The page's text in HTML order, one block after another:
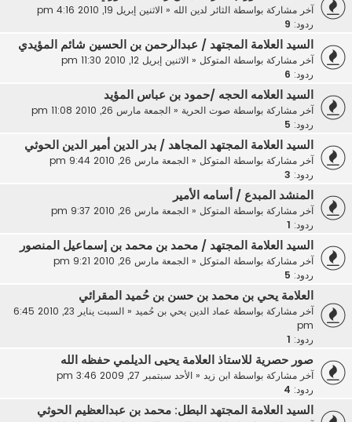
آخر مشاركة بواسطة الثائر لدين الله « الاثنين إبريل 19, 2010 4:16 pm
ردود: 9
السيد العلامة المجتهد / عبدالرحمن بن الحسين شائم المؤيدي
آخر مشاركة بواسطة المتوكل « الاثنين إبريل 12, 2010 11:30 pm
ردود: 6
السيد العلامه الحجه /حمود بن عباس المؤيد
آخر مشاركة بواسطة صوت الحرية « الجمعة مارس 26, 2010 11:08 pm
ردود: 5
السيد العلامة المجتهد المجاهد / بدر الدين أمير الدين الحوثي
آخر مشاركة بواسطة المتوكل « الجمعة مارس 26, 2010 9:44 pm
ردود: 3
المنشد المبدع / أسامه الأمير
آخر مشاركة بواسطة المتوكل « الجمعة مارس 26, 2010 9:37 pm
ردود: 1
السيد العلامة المجتهد / محمد بن محمد بن إسماعيل المنصور
آخر مشاركة بواسطة المتوكل « الجمعة مارس 26, 2010 9:21 pm
ردود: 5
العلامة يحي بن محمد بن حسن بن حُميد المقرائي
آخر مشاركة بواسطة عماد الدين يحي بن حُميد «
السبت يناير 23, 2010 6:45
pm
ردود: 1
صور حصرية للاستاذ العلامة يحيى الديلمي حفظه الله
آخر مشاركة بواسطة ابن زيد « الأحد سبتمبر 27, 2009 3:46 pm
ردود: 4
السيد العلامة المجتهد البطل: محمد بن عبدالعظيم الحوثي